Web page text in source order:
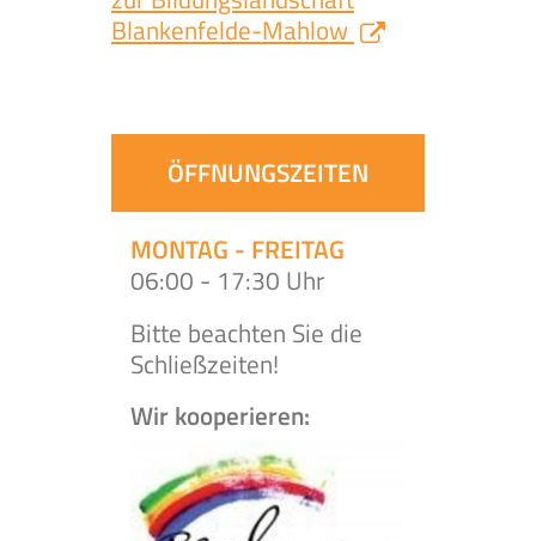
Blankenfelde-Mahlow
ÖFFNUNGSZEITEN
MONTAG - FREITAG
06:00 - 17:30 Uhr
Bitte beachten Sie die
Schließzeiten!
Wir kooperieren: